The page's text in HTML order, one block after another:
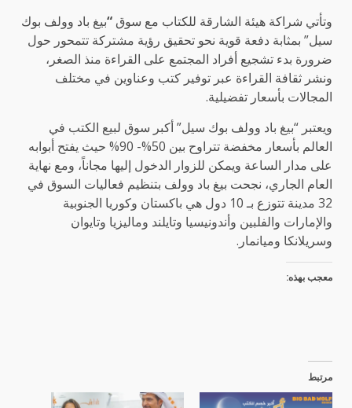
وتأتي شراكة هيئة الشارقة للكتاب مع سوق “بيغ باد وولف بوك
​​سيل” بمثابة دفعة قوية نحو تحقيق رؤية مشتركة تتمحور حول
ضرورة بدء تشجيع أفراد المجتمع على القراءة منذ الصغر،
ونشر ثقافة القراءة عبر توفير كتب وعناوين في مختلف
المجالات بأسعار تفضيلية.
ويعتبر “بيغ باد وولف بوك ​​سيل” أكبر سوق لبيع الكتب في
العالم بأسعار مخفضة تتراوح بين 50%- 90% حيث يفتح أبوابه
على مدار الساعة ويمكن للزوار الدخول إليها مجاناً، ومع نهاية
العام الجاري، نجحت بيغ باد وولف بتنظيم فعاليات السوق في
32 مدينة تتوزع بـ 10 دول هي باكستان وكوريا الجنوبية
والإمارات والفلبين وأندونيسيا وتايلند وماليزيا وتايوان
وسريلانكا وميانمار.
معجب بهذه:
مرتبط